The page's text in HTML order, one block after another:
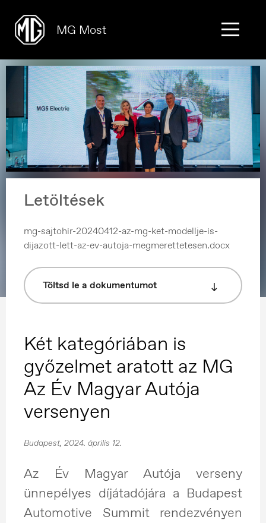
MG Most
Letöltések
mg-sajtohir-20240412-az-mg-ket-modellje-is-
dijazott-lett-az-ev-autoja-megmerettetesen.docx
Töltsd le a dokumentumot
Két kategóriában is
győzelmet aratott az MG
Az Év Magyar Autója
versenyen
Budapest, 2024. április 12.
Az Év Magyar Autója verseny
ünnepélyes díjátadójára a Budapest
Automotive Summit rendezvényen